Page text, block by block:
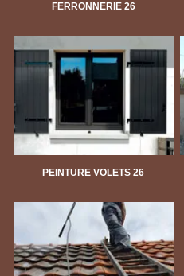
FERRONNERIE 26
PEINTURE VOLETS 26